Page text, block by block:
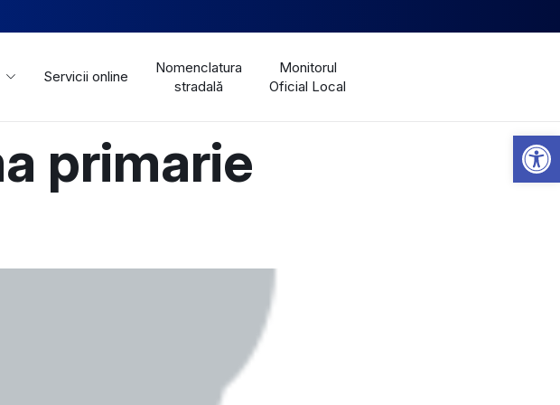
Servicii online
Nomenclatura
stradală
Monitorul
Oficial Local
primarie